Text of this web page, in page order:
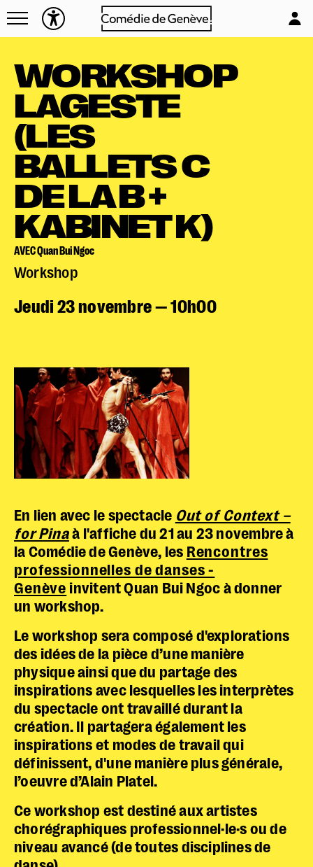
Navettes
Entreprises
Foire aux questions
L'équipe
Emplois & stages
Partenaires
Mécénat & sponsoring
Louer la Comédie
Technique
Mon compte
Votre venue
Newsletter
WORKSHOP
LAGESTE
(LES
BALLETS C
DE LA B +
KABINET K)
AVEC Quan Bui Ngoc
Workshop
Jeudi 23 novembre — 10h00
En lien avec le spectacle Out of Context –
for Pinaà l'affiche du 21 au 23 novembre à
la Comédie de Genève, les Rencontres
professionnelles de danses -
Genève invitent Quan Bui Ngoc à donner
un workshop.
Le workshop sera composé d'explorations
des idées de la pièce d’une manière
physique ainsi que du partage des
inspirations avec lesquelles les interprètes
du spectacle ont travaillé durant la
création. Il partagera également les
inspirations et modes de travail qui
définissent, d'une manière plus générale,
l’oeuvre d’Alain Platel.
Ce workshop est destiné aux artistes
chorégraphiques professionnel·le·s ou de
niveau avancé (de toutes disciplines de